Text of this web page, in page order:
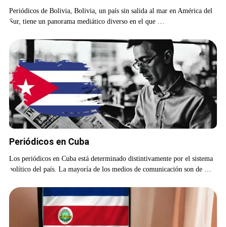
Periódicos de Bolivia, Bolivia, un país sin salida al mar en América del
Sur, tiene un panorama mediático diverso en el que …
Periódicos en Cuba
Los periódicos en Cuba está determinado distintivamente por el sistema
político del país. La mayoría de los medios de comunicación son de …